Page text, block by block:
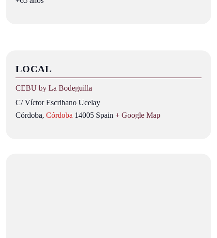
LOCAL
CEBU by La Bodeguilla
C/ Víctor Escribano Ucelay
Córdoba, Córdoba 14005 Spain + Google Map